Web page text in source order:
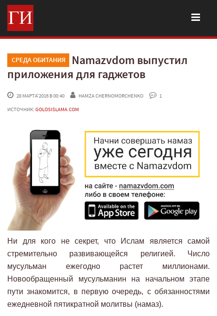
СРЕДА ОБИТАНИЯ
Namazvdom выпустил
приложения для гаджетов
28 МАРТА'2016 В 00:40 HAMZA CHERNOMORCHENKO
1
ИСТОЧНИК: GOLOSISLAMA.COM
Ни для кого не секрет, что Ислам является самой
стремительно развивающейся религией. Число
мусульман ежегодно растет миллионами.
Новообращенный мусульманин на начальном этапе
пути знакомится, в первую очередь, с обязанностями
ежедневной пятикратной молитвы (намаз).